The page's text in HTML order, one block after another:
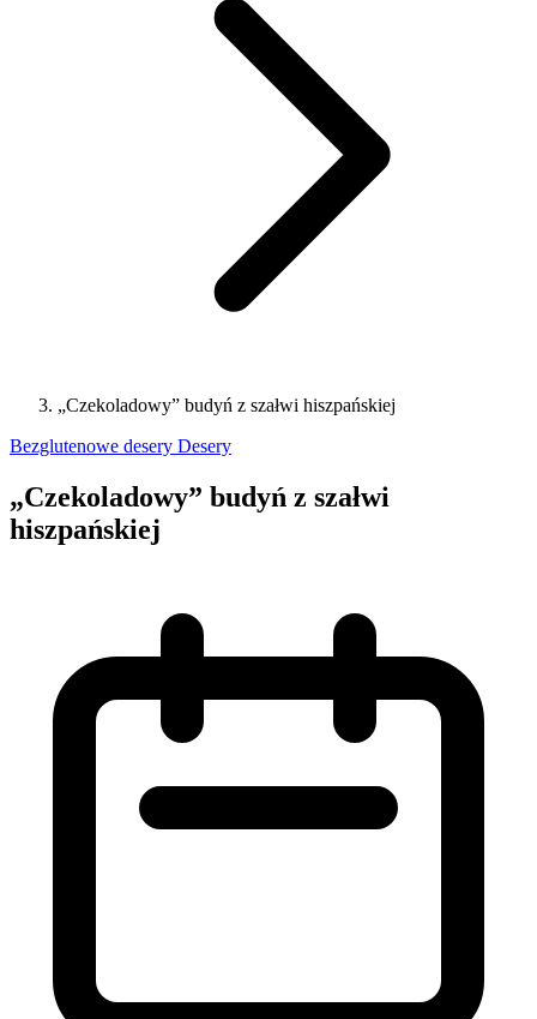
„Czekoladowy” budyń z szałwi hiszpańskiej
Bezglutenowe desery Desery
„Czekoladowy” budyń z szałwi
hiszpańskiej